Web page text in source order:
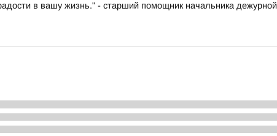
в вашу жизнь." - старший помощник начальника